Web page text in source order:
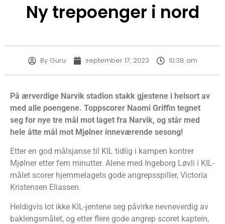
Ny trepoenger i nord
ByGuru september 17, 2023 10:38 am
På ærverdige Narvik stadion stakk gjestene i helsort av
med alle poengene. Toppscorer Naomi Griffin tegnet
seg for nye tre mål mot laget fra Narvik, og står med
hele åtte mål mot Mjølner inneværende sesong!
Etter en god målsjanse til KIL tidlig i kampen kontrer
Mjølner etter fem minutter. Alene med Ingeborg Løvli i KIL-
målet scorer hjemmelagets gode angrepsspiller, Victoria
Kristensen Eliassen.
Heldigvis lot ikke KIL-jentene seg påvirke nevneverdig av
baklengsmålet, og etter flere gode angrep scoret kaptein,